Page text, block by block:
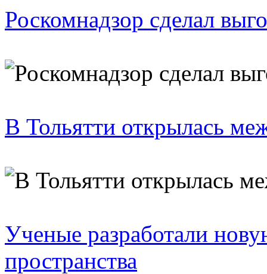
Роскомнадзор сделал
В Тольятти открылась
Ученые разработали
пространства